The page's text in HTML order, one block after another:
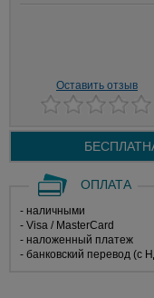
Оставить отзыв
ОПЛАТА
- наличными
- Visa / MasterCard
- наложенный платеж
- банковский перевод (с